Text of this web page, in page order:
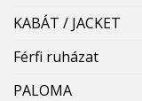
KABÁT / JACKET
Férfi ruházat
PALOMA